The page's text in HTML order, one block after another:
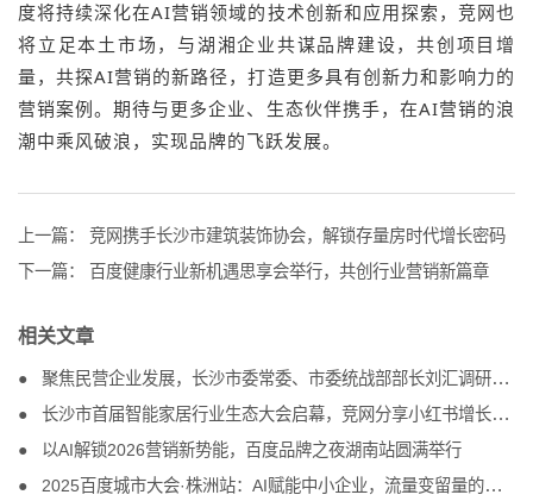
度将持续深化在AI营销领域的技术创新和应用探索，竞网也
将立足本土市场，与湖湘企业共谋品牌建设，共创项目增
量，共探AI营销的新路径，打造更多具有创新力和影响力的
营销案例。期待与更多企业、生态伙伴携手，在AI营销的浪
潮中乘风破浪，实现品牌的飞跃发展。
上一篇：
竞网携手长沙市建筑装饰协会，解锁存量房时代增长密码
下一篇：
百度健康行业新机遇思享会举行，共创行业营销新篇章
相关文章
聚焦民营企业发展，长沙市委常委、市委统战部部长刘汇调研竞网
长沙市首届智能家居行业生态大会启幕，竞网分享小红书增长方案
以AI解锁2026营销新势能，百度品牌之夜湖南站圆满举行
2025百度城市大会·株洲站：AI赋能中小企业，流量变留量的破局之道